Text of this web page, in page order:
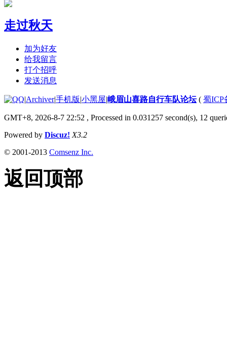
走过秋天
加为好友
给我留言
打个招呼
发送消息
|Archiver|手机版|小黑屋|峨眉山喜路自行车队论坛( 蜀ICP
GMT+8, 2026-8-7 22:52 , Processed in 0.031257 second(s), 12
Powered by Discuz! X3.2
© 2001-2013 Comsenz Inc.
返回顶部